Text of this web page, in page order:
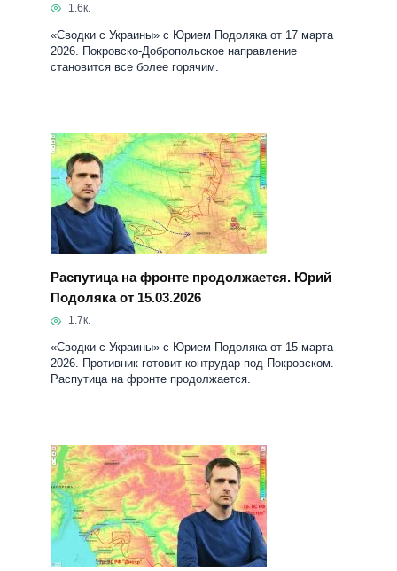
1.6к.
«Сводки с Украины» с Юрием Подоляка от 17 марта
2026. Покровско-Добропольское направление
становится все более горячим.
Распутица на фронте продолжается. Юрий
Подоляка от 15.03.2026
1.7к.
«Сводки с Украины» с Юрием Подоляка от 15 марта
2026. Противник готовит контрудар под Покровском.
Распутица на фронте продолжается.